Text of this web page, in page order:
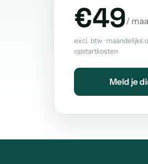
€49/
excl. btw · maandelijks
opstartkosten
Meld je